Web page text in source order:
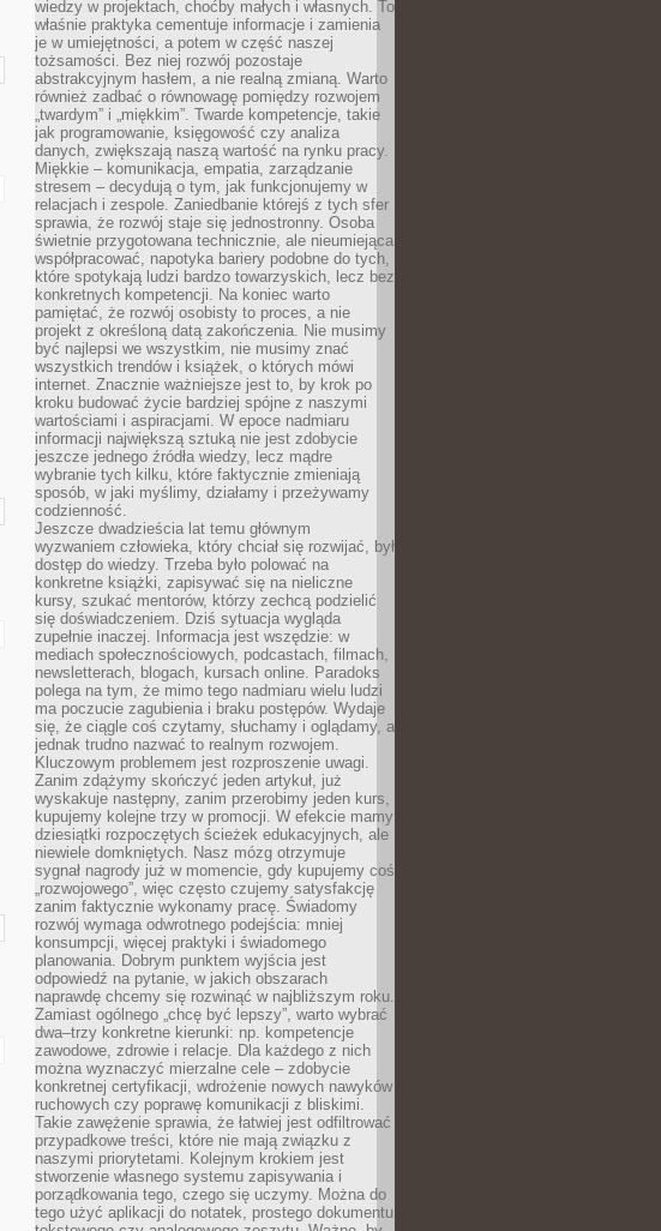
wiedzy w projektach, choćby małych i własnych. To
właśnie praktyka cementuje informacje i zamienia
je w umiejętności, a potem w część naszej
tożsamości. Bez niej rozwój pozostaje
abstrakcyjnym hasłem, a nie realną zmianą. Warto
również zadbać o równowagę pomiędzy rozwojem
„twardym” i „miękkim”. Twarde kompetencje, takie
jak programowanie, księgowość czy analiza
danych, zwiększają naszą wartość na rynku pracy.
Miękkie – komunikacja, empatia, zarządzanie
stresem – decydują o tym, jak funkcjonujemy w
relacjach i zespole. Zaniedbanie którejś z tych sfer
sprawia, że rozwój staje się jednostronny. Osoba
świetnie przygotowana technicznie, ale nieumiejąca
współpracować, napotyka bariery podobne do tych,
które spotykają ludzi bardzo towarzyskich, lecz bez
konkretnych kompetencji. Na koniec warto
pamiętać, że rozwój osobisty to proces, a nie
projekt z określoną datą zakończenia. Nie musimy
być najlepsi we wszystkim, nie musimy znać
wszystkich trendów i książek, o których mówi
internet. Znacznie ważniejsze jest to, by krok po
kroku budować życie bardziej spójne z naszymi
wartościami i aspiracjami. W epoce nadmiaru
informacji największą sztuką nie jest zdobycie
jeszcze jednego źródła wiedzy, lecz mądre
wybranie tych kilku, które faktycznie zmieniają
sposób, w jaki myślimy, działamy i przeżywamy
codzienność.
Jeszcze dwadzieścia lat temu głównym
wyzwaniem człowieka, który chciał się rozwijać, był
dostęp do wiedzy. Trzeba było polować na
konkretne książki, zapisywać się na nieliczne
kursy, szukać mentorów, którzy zechcą podzielić
się doświadczeniem. Dziś sytuacja wygląda
zupełnie inaczej. Informacja jest wszędzie: w
mediach społecznościowych, podcastach, filmach,
newsletterach, blogach, kursach online. Paradoks
polega na tym, że mimo tego nadmiaru wielu ludzi
ma poczucie zagubienia i braku postępów. Wydaje
się, że ciągle coś czytamy, słuchamy i oglądamy, a
jednak trudno nazwać to realnym rozwojem.
Kluczowym problemem jest rozproszenie uwagi.
Zanim zdążymy skończyć jeden artykuł, już
wyskakuje następny, zanim przerobimy jeden kurs,
kupujemy kolejne trzy w promocji. W efekcie mamy
dziesiątki rozpoczętych ścieżek edukacyjnych, ale
niewiele domkniętych. Nasz mózg otrzymuje
sygnał nagrody już w momencie, gdy kupujemy coś
„rozwojowego”, więc często czujemy satysfakcję
zanim faktycznie wykonamy pracę. Świadomy
rozwój wymaga odwrotnego podejścia: mniej
konsumpcji, więcej praktyki i świadomego
planowania. Dobrym punktem wyjścia jest
odpowiedź na pytanie, w jakich obszarach
naprawdę chcemy się rozwinąć w najbliższym roku.
Zamiast ogólnego „chcę być lepszy”, warto wybrać
dwa–trzy konkretne kierunki: np. kompetencje
zawodowe, zdrowie i relacje. Dla każdego z nich
można wyznaczyć mierzalne cele – zdobycie
konkretnej certyfikacji, wdrożenie nowych nawyków
ruchowych czy poprawę komunikacji z bliskimi.
Takie zawężenie sprawia, że łatwiej jest odfiltrować
przypadkowe treści, które nie mają związku z
naszymi priorytetami. Kolejnym krokiem jest
stworzenie własnego systemu zapisywania i
porządkowania tego, czego się uczymy. Można do
tego użyć aplikacji do notatek, prostego dokumentu